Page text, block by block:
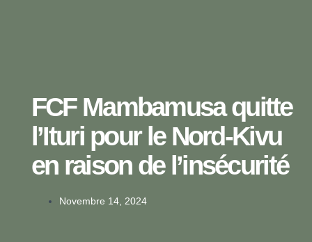
FCF Mambamusa quitte
l’Ituri pour le Nord-Kivu
en raison de l’insécurité
Novembre 14, 2024